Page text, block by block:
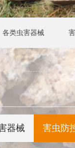
各类虫害器械
器械 害虫防